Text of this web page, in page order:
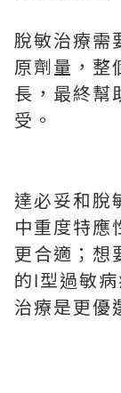
脫敏治療需
原劑量，整
長，最終幫
受。
達必妥和脫
中重度特應
更合適；想
的Ⅰ型過敏
治療是更優